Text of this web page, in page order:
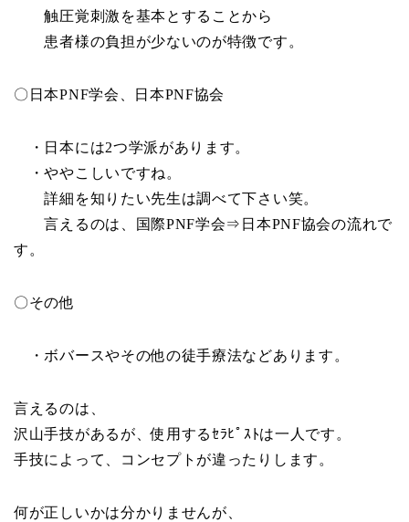
触圧覚刺激を基本とすることから
患者様の負担が少ないのが特徴です。
〇日本PNF学会、日本PNF協会
・日本には2つ学派があります。
・ややこしいですね。
詳細を知りたい先生は調べて下さい笑。
言えるのは、国際PNF学会⇒日本PNF協会の流れで
す。
〇その他
・ボバースやその他の徒手療法などあります。
言えるのは、
沢山手技があるが、使用するｾﾗﾋﾟｽﾄは一人です。
手技によって、コンセプトが違ったりします。
何が正しいかは分かりませんが、